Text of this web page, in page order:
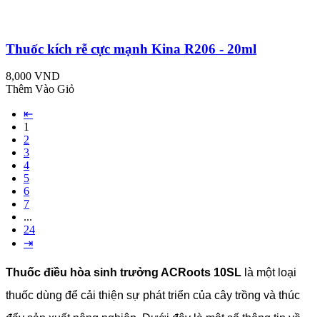
Thuốc kích rễ cực mạnh Kina R206 - 20ml
8,000 VND
Thêm Vào Giỏ
⇤
1
2
3
4
5
6
7
...
24
⇥
Thuốc điều hòa sinh trưởng ACRoots 10SL là một loại
thuốc dùng để cải thiện sự phát triển của cây trồng và thúc